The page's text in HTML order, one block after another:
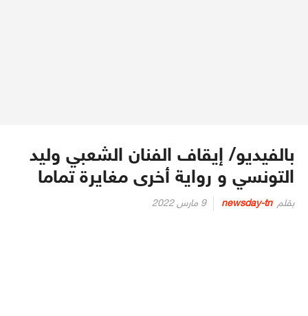
بالفيديو/ إيقاف الفنان الشعبي وليد
التونسي و رواية أخرى مغايرة تماما
بقلم newsday-tn
Posted
9 مارس 2022